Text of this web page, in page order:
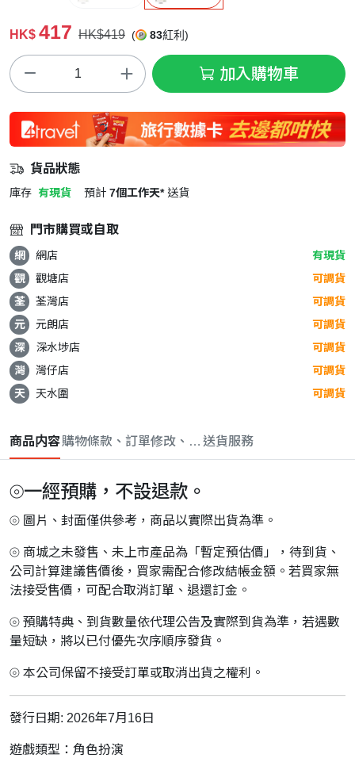
HK$ 417 HK$419 ( 83紅利)
加入購物車
貨品狀態
庫存 有現貨 預計 7個工作天* 送貨
門市購買或自取
網 網店
有現貨
觀
觀塘店
可調貨
荃
荃灣店
可調貨
元
元朗店
可調貨
深
深水埗店
可調貨
灣
灣仔店
可調貨
天
天水圍 可調貨
商品内容購物條款、訂單修改、取消與退款政策
送貨服務
⦾一經預購，不設退款。
⦾ 圖片、封面僅供參考，商品以實際出貨為準。
⦾ 商城之未發售、未上市產品為「暫定預估價」，待到貨、
公司計算建議售價後，買家需配合修改結帳金額。若買家無
法接受售價，可配合取消訂單、退還訂金。
⦾ 預購特典、到貨數量依代理公告及實際到貨為準，若遇數
量短缺，將以已付優先次序順序發貨。
⦾ 本公司保留不接受訂單或取消出貨之權利。
發行日期: 2026年7月16日
遊戲類型：角色扮演